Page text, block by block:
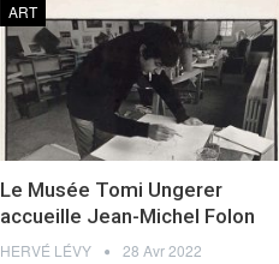
ART
Le Musée Tomi Ungerer
accueille Jean-Michel Folon
HERVÉ LÉVY 28 Avr 2022